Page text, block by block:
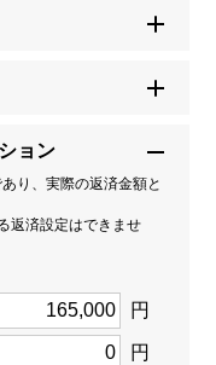
ョン
り、実際の返済金額と
返済設定はできませ
円
円